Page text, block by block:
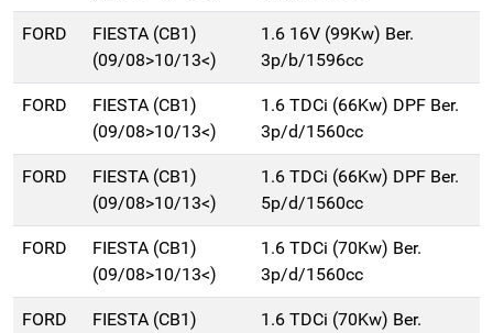
FORD
FIESTA (CB1)
(09/08>10/13<)
1.6 16V (99Kw) Ber.
3p/b/1596cc
FORD
FIESTA (CB1)
(09/08>10/13<)
1.6 TDCi (66Kw) DPF Ber.
3p/d/1560cc
FORD
FIESTA (CB1)
(09/08>10/13<)
1.6 TDCi (66Kw) DPF Ber.
5p/d/1560cc
FORD
FIESTA (CB1)
(09/08>10/13<)
1.6 TDCi (70Kw) Ber.
3p/d/1560cc
FORD
FIESTA (CB1)
1.6 TDCi (70Kw) Ber.